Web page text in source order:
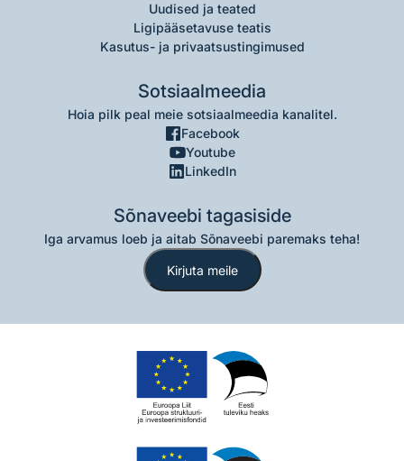
Uudised ja teated
Ligipääsetavuse teatis
Kasutus- ja privaatsustingimused
Sotsiaalmeedia
Hoia pilk peal meie sotsiaalmeedia kanalitel.
Facebook
Youtube
LinkedIn
Sõnaveebi tagasiside
Iga arvamus loeb ja aitab Sõnaveebi paremaks teha!
Kirjuta meile